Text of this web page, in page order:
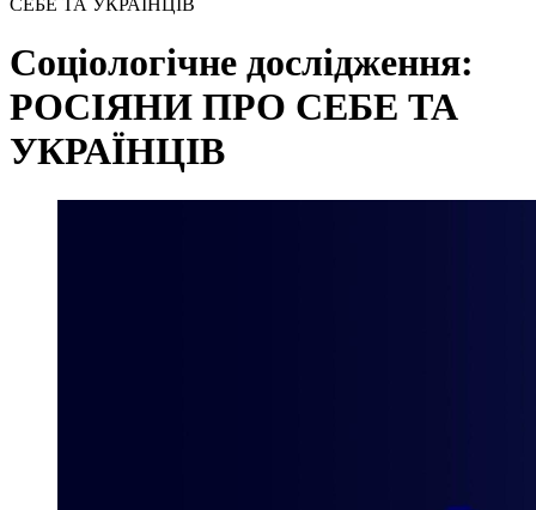
СЕБЕ ТА УКРАЇНЦІВ
Соціологічне дослідження:
РОСІЯНИ ПРО СЕБЕ ТА
УКРАЇНЦІВ